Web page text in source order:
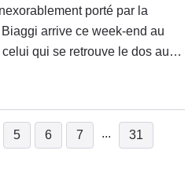
porté par la
arrive ce week-end au
qui se retrouve le dos au
18,5 unités face à celui qui va
BMW.
5 6 7 ... 31